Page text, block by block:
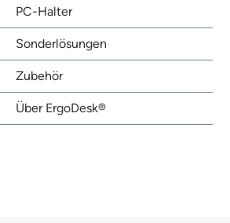
PC-Halter
Sonderlösungen
Zubehör
Über ErgoDesk®